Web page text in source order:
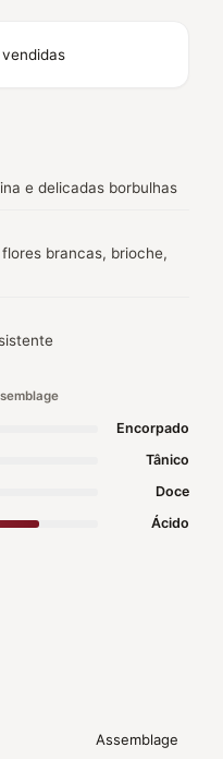
e delicadas borbulhas
brancas, brioche,
Encorpado
Tânico
Doce
Ácido
Assemblage